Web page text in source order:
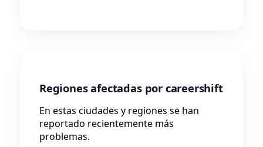
Regiones afectadas por careershift
En estas ciudades y regiones se han
reportado recientemente más
problemas.